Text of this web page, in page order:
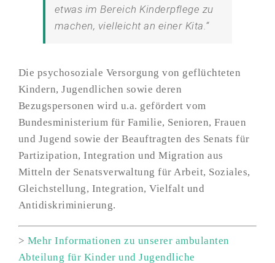
etwas im Bereich Kinderpflege zu
machen, vielleicht an einer Kita.“
Die psychosoziale Versorgung von geflüchteten
Kindern, Jugendlichen sowie deren
Bezugspersonen wird u.a. gefördert vom
Bundesministerium für Familie, Senioren, Frauen
und Jugend sowie der Beauftragten des Senats für
Partizipation, Integration und Migration aus
Mitteln der Senatsverwaltung für Arbeit, Soziales,
Gleichstellung, Integration, Vielfalt und
Antidiskriminierung.
> Mehr Informationen zu unserer ambulanten
Abteilung für Kinder und Jugendliche